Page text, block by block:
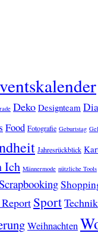
Deko Designteam
Food Fotografie Geburtstag
Jahresrückblick
Ich Männermode nützliche Tools
SportTechnik
Weihnachten